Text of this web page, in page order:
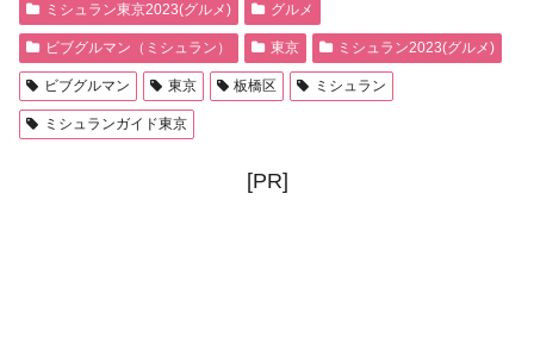
ミシュラン東京2023(グルメ) グルメ
ビブグルマン（ミシュラン） 東京 ミシュラン2023(グルメ)
ビブグルマン 東京 板橋区 ミシュラン
ミシュランガイド東京
[PR]